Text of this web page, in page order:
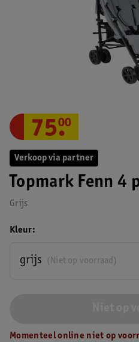
Verkoop via partner
Topmark Fenn 4
Grijs
75.
00
Kleur
(Niet op voorraad)
grijs
Momenteel online niet op